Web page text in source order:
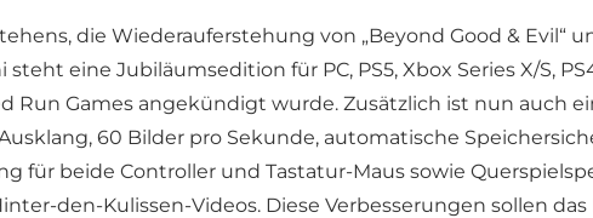
die Wiederauferstehung von „Beyond Good & Evil“
eine Jubiläumsedition für PC, PS5, Xbox Series X/S,
Run Games angekündigt wurde. Zusätzlich ist nun auch
60 Bilder pro Sekunde, automatische
für beide Controller und Tastatur-Maus sowie
den-Kulissen-Videos. Diese Verbesserungen sollen